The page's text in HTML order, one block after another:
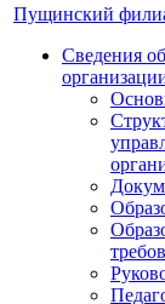
Пущинский
Сведения